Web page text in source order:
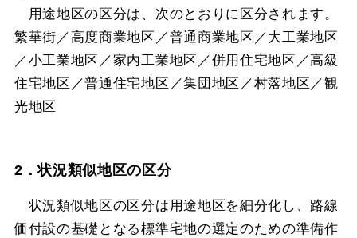
用途地区の区分は、次のとおりに区分されます。
繁華街／高度商業地区／普通商業地区／大工業地区
／小工業地区／家内工業地区／併用住宅地区／高級
住宅地区／普通住宅地区／集団地区／村落地区／観
光地区
2．状況類似地区の区分
状況類似地区の区分は用途地区を細分化し、路線
価付設の基礎となる標準宅地の選定のための準備作